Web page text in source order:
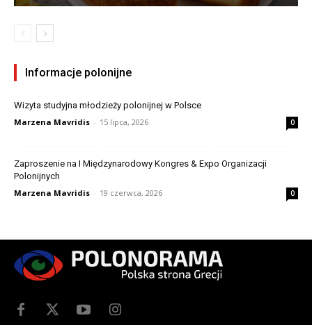
Informacje polonijne
Wizyta studyjna młodzieży polonijnej w Polsce
Marzena Mavridis - 15 lipca, 2026 0
Zaproszenie na I Międzynarodowy Kongres & Expo Organizacji
Polonijnych
Marzena Mavridis - 19 czerwca, 2026 0